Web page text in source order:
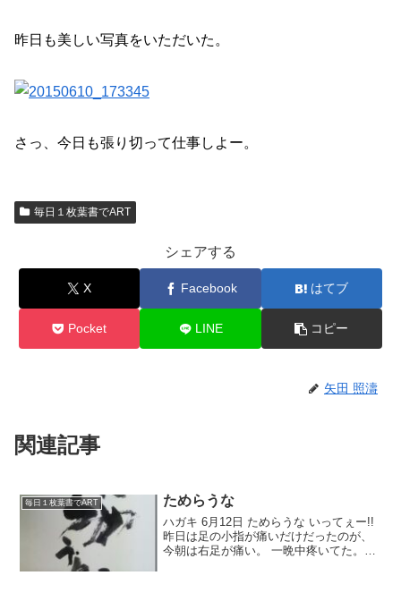
昨日も美しい写真をいただいた。
さっ、今日も張り切って仕事しよー。
毎日１枚葉書でART
シェアする
X Facebook はてブ
Pocket LINE コピー
矢田 照濤
関連記事
毎日１枚葉書でART ためらうな
ハガキ 6月12日 ためらうな いってぇー!!
昨日は足の小指が痛いだけだったのが、
今朝は右足が痛い。 一晩中疼いてた。た